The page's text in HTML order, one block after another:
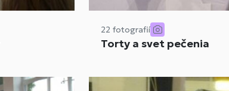
22 fotografií
Torty a svet pečenia